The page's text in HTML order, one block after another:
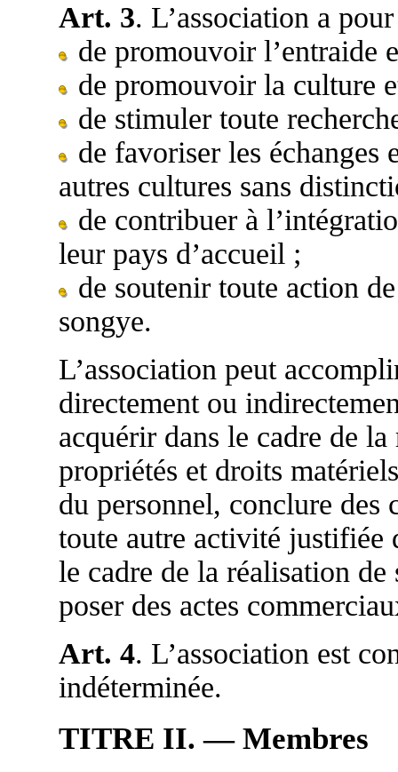
Art. 3. L’association a
de promouvoir l’entraide
de promouvoir la culture
de stimuler toute
de favoriser les échanges
autres cultures sans
de contribuer à
leur pays d’accueil ;
de soutenir toute action
songye.
L’association peut
directement ou
acquérir dans le cadre de
propriétés et droits
du personnel, conclure des
toute autre activité justifiée
le cadre de la réalisation
poser des actes
Art. 4. L’association est
indéterminée.
TITRE II. — Membres